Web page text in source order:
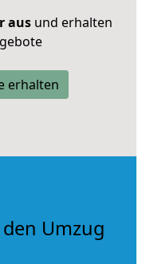
ausund erhalten
erhalten
Umzug